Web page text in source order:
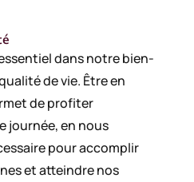
dans notre bien-
de vie. Être en
de profiter
journée, en nous
pour accomplir
et atteindre nos